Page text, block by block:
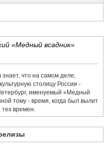
«Медный всадник»
что на самом деле,
столицу России -
именуемый «Медный
тому - время, когда был вылит
времен.